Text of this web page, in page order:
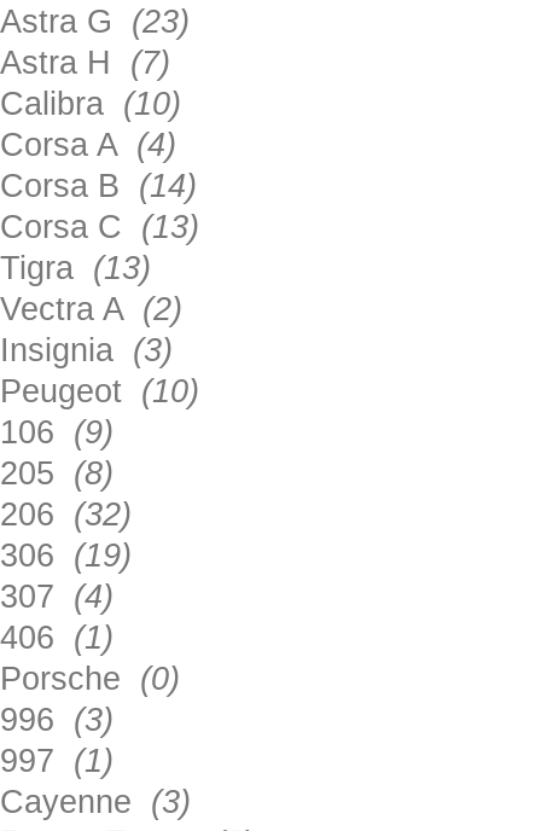
Astra G (23)
Astra H (7)
Calibra (10)
Corsa A (4)
Corsa B (14)
Corsa C (13)
Tigra (13)
Vectra A (2)
Insignia (3)
Peugeot (10)
106 (9)
205 (8)
206 (32)
306 (19)
307 (4)
406 (1)
Porsche (0)
996 (3)
997 (1)
Cayenne (3)